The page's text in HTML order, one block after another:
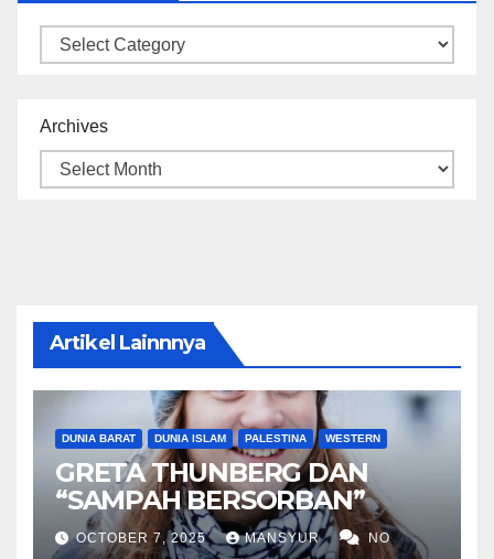
Categories
Archives
Artikel Lainnnya
DUNIA BARAT DUNIA ISLAM PALESTINA WESTERN
GRETA THUNBERG DAN
“SAMPAH BERSORBAN”
OCTOBER 7, 2025 MANSYUR NO